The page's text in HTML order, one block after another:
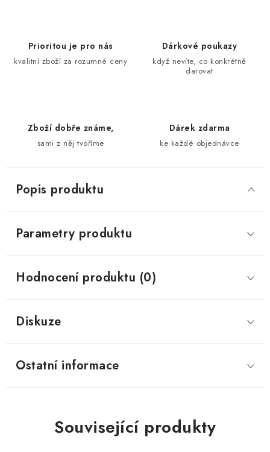
Prioritou je pro nás
kvalitní zboží za rozumné ceny
Dárkové poukazy
když nevíte, co konkrétně
darovat
Zboží dobře známe,
sami z něj tvoříme
Dárek zdarma
ke každé objednávce
Popis produktu
Parametry produktu
Hodnocení produktu (0)
Diskuze
Ostatní informace
Související produkty